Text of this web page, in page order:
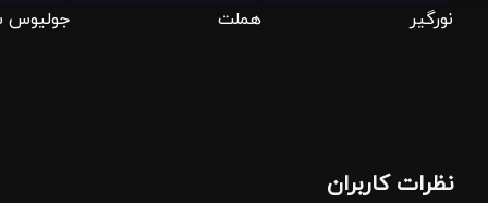
نورگیر هملت جولیوس
نظرات کاربران